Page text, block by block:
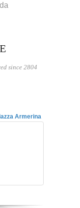
since 2804
Armerina